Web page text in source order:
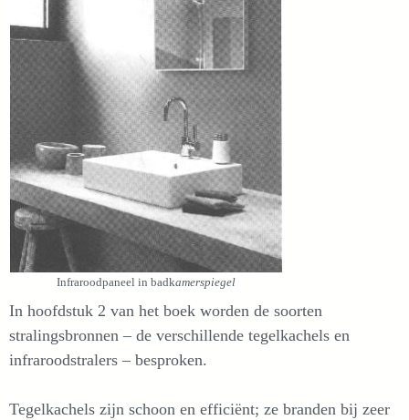
Infraroodpaneel in badkamerspiegel
In hoofdstuk 2 van het boek worden de soorten
stralingsbronnen – de verschillende tegelkachels en
infraroodstralers – besproken.
Tegelkachels zijn schoon en efficiënt; ze branden bij zeer